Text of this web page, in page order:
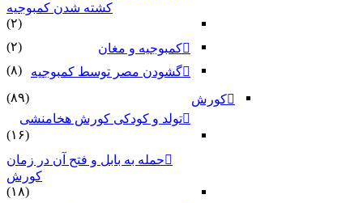
کشته شدن کمبوجیه
(۲)
کمبوجیه و مغان
(۲)
گشودن مصر توسط کمبوجیه
(۸)
کورش
(۸۹)
تولد و کودکی کورش هخامنشی
(۱۶)
حمله به بابل و فتح آن در زمان
کورش
(۱۸)